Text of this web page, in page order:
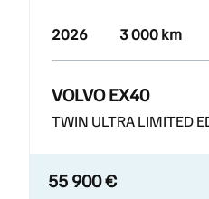
2026 3 000 km
VOLVO EX40
TWIN ULTRA LIMITED
55 900 €